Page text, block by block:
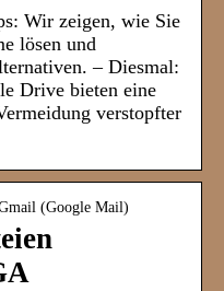
Wir zeigen, wie Sie
lösen und
– Diesmal:
Drive bieten eine
verstopfter
(Google Mail)